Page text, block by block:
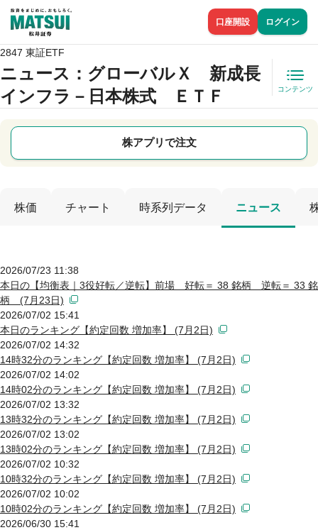
口座開設 ログイン
2847 東証ETF
ニュース ：グローバルＸ 新成長
インフラ－日本株式 ＥＴＦ
コンテンツ
株アプリで注文
株価 チャート 時系列データ ニュース
2026/07/23 11:38
本日の【均衡表｜3役好転／逆転】前場 好転＝ 38 銘柄 逆転＝ 33 銘
柄 (7月23日)
2026/07/02 15:41
本日のランキング【約定回数 増加率】 (7月2日)
2026/07/02 14:32
14時32分のランキング【約定回数 増加率】 (7月2日)
2026/07/02 14:02
14時02分のランキング【約定回数 増加率】 (7月2日)
2026/07/02 13:32
13時32分のランキング【約定回数 増加率】 (7月2日)
2026/07/02 13:02
13時02分のランキング【約定回数 増加率】 (7月2日)
2026/07/02 10:32
10時32分のランキング【約定回数 増加率】 (7月2日)
2026/07/02 10:02
10時02分のランキング【約定回数 増加率】 (7月2日)
2026/06/30 15:41